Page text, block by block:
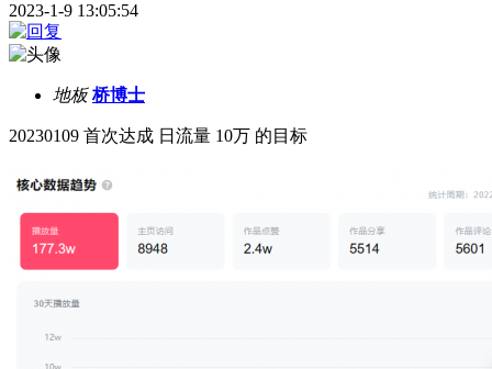
2023-1-9 13:05:54
地板 桥博士
20230109 首次达成 日流量 10万 的目标